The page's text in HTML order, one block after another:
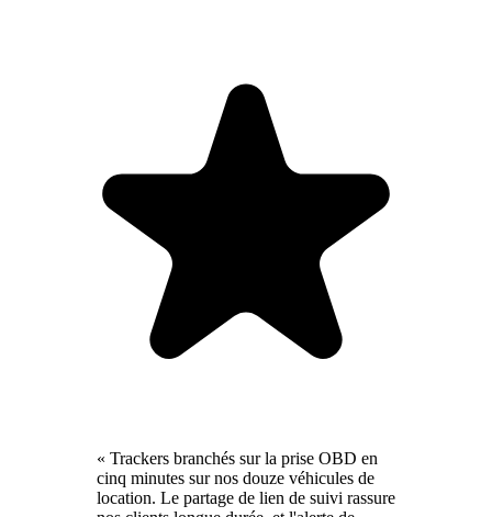
« Trackers branchés sur la prise OBD en
cinq minutes sur nos douze véhicules de
location. Le partage de lien de suivi rassure